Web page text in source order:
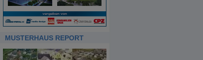
MUSTERHAUS REPORT